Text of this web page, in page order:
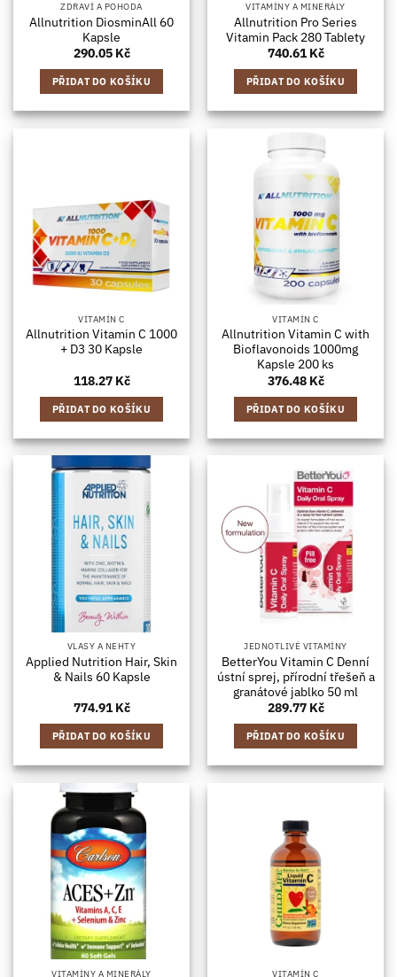
ZDRAVÍ A POHODA
Allnutrition DiosminAll 60
Kapsle
290.05 Kč
PŘIDAT DO KOŠÍKU
VITAMÍNY A MINERÁLY
Allnutrition Pro Series
Vitamin Pack 280 Tablety
740.61Kč
PŘIDAT DO KOŠÍKU
VITAMÍN C
Allnutrition Vitamin C 1000
+ D3 30 Kapsle
118.27 Kč
PŘIDAT DO KOŠÍKU
VITAMÍN C
Allnutrition Vitamin C with
Bioflavonoids 1000mg
Kapsle 200 ks
376.48 Kč
PŘIDAT DO KOŠÍKU
VLASY A NEHTY
Applied Nutrition Hair, Skin
& Nails 60 Kapsle
774.91Kč
PŘIDAT DO KOŠÍKU
JEDNOTLIVÉ VITAMÍNY
BetterYou Vitamin C Denní
ústní sprej, přírodní třešeň a
granátové jablko 50 ml
289.77 Kč
PŘIDAT DO KOŠÍKU
VITAMÍNY A MINERÁLY VITAMÍN C